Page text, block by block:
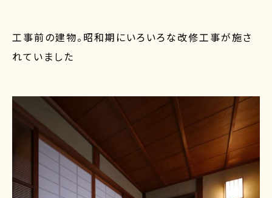
工事前の建物。昭和期にいろいろな改修工事が施さ
れていました